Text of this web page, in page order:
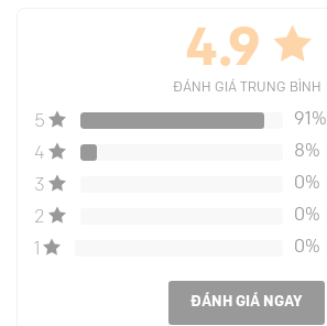
4.9
ĐÁNH GIÁ TRUNG BÌNH
5 91%
4
8%
3
0%
2
0%
1
0%
ĐÁNH GIÁ NGAY